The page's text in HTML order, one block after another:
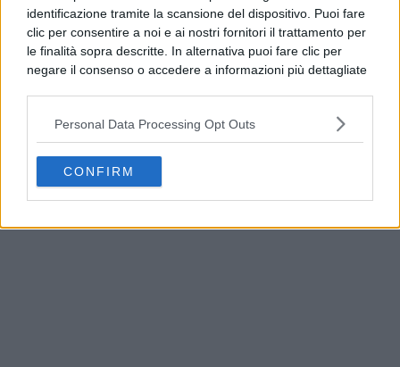
identificazione tramite la scansione del dispositivo. Puoi fare
clic per consentire a noi e ai nostri fornitori il trattamento per
le finalità sopra descritte. In alternativa puoi fare clic per
negare il consenso o accedere a informazioni più dettagliate
possono non richiedere il tuo consenso, ma hai il diritto di
opporti a tale trattamento. Le tue preferenze si
preferenze in qualsiasi momento ritornando su questo sito o
consultando la nostrainformativa sulla riservatezza.
Personal Data Processing Opt Outs
CONFIRM
Terra dei Fuochi, il Generale Parrulli visita la